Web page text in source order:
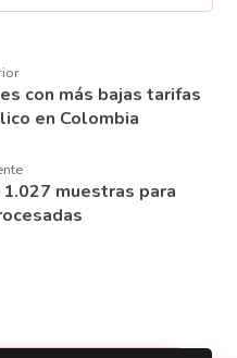
con más bajas tarifas
en Colombia
muestras para